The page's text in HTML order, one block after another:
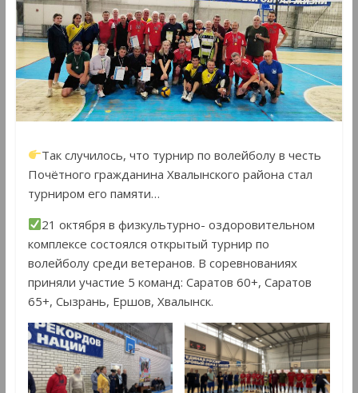
Так случилось, что турнир по волейболу в честь
Почётного гражданина Хвалынского района стал
турниром его памяти…
21 октября в физкультурно- оздоровительном
комплексе состоялся открытый турнир по
волейболу среди ветеранов. В соревнованиях
приняли участие 5 команд: Саратов 60+, Саратов
65+, Сызрань, Ершов, Хвалынск.